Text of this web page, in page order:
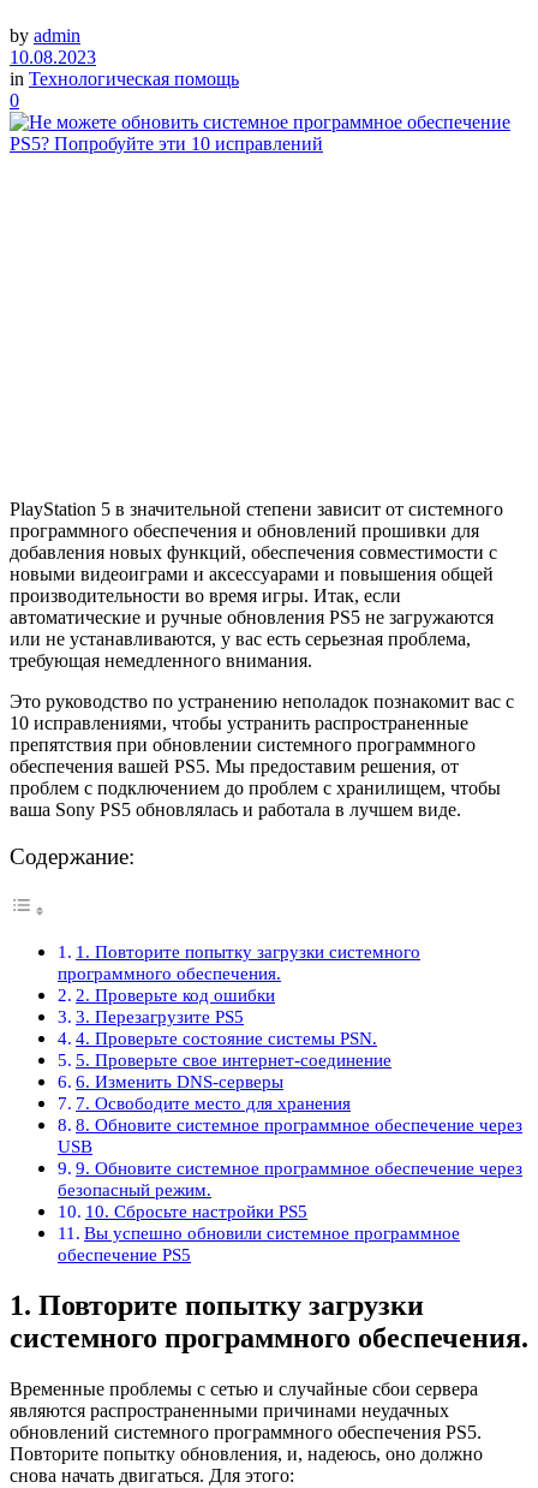
by admin
10.08.2023
in Технологическая помощь
0
PlayStation 5 в значительной степени зависит от системного
программного обеспечения и обновлений прошивки для
добавления новых функций, обеспечения совместимости с
новыми видеоиграми и аксессуарами и повышения общей
производительности во время игры. Итак, если
автоматические и ручные обновления PS5 не загружаются
или не устанавливаются, у вас есть серьезная проблема,
требующая немедленного внимания.
Это руководство по устранению неполадок познакомит вас с
10 исправлениями, чтобы устранить распространенные
препятствия при обновлении системного программного
обеспечения вашей PS5. Мы предоставим решения, от
проблем с подключением до проблем с хранилищем, чтобы
ваша Sony PS5 обновлялась и работала в лучшем виде.
Содержание:
1. Повторите попытку загрузки системного
программного обеспечения.
2. Проверьте код ошибки
3. Перезагрузите PS5
4. Проверьте состояние системы PSN.
5. Проверьте свое интернет-соединение
6. Изменить DNS-серверы
7. Освободите место для хранения
8. Обновите системное программное обеспечение через
USB
9. Обновите системное программное обеспечение через
безопасный режим.
10. Сбросьте настройки PS5
Вы успешно обновили системное программное
обеспечение PS5
1. Повторите попытку загрузки
системного программного обеспечения.
Временные проблемы с сетью и случайные сбои сервера
являются распространенными причинами неудачных
обновлений системного программного обеспечения PS5.
Повторите попытку обновления, и, надеюсь, оно должно
снова начать двигаться. Для этого: